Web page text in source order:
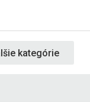
kategórie